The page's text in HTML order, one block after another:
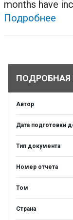
months have
Подробнее
Автор
Дата подготовки
Тип документа
Номер отчета
Том
Страна